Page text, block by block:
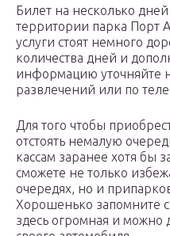
Билет на несколько
территории парка Порт
услуги стоят немного
количества дней и
информацию уточняйте
развлечений или по
Для того чтобы
отстоять немалую
кассам заранее хотя бы
сможете не только
очередях, но и
Хорошенько запомните
здесь огромная и можно